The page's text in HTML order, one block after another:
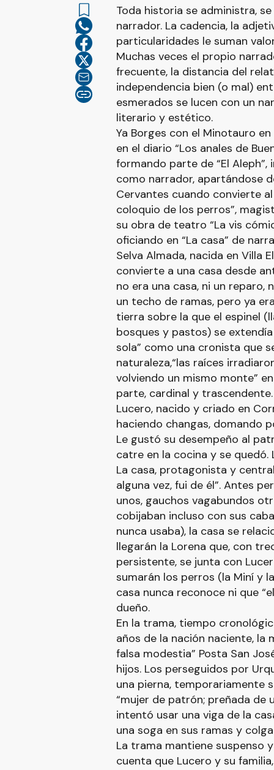
Toda historia se administra,
narrador. La cadencia, la
particularidades le suman
Muchas veces el propio
frecuente, la distancia del
independencia bien (o mal)
esmerados se lucen con un
literario y estético.
Ya Borges con el Minotauro
en el diario “Los anales de
formando parte de “El
como narrador, apartándose
Cervantes cuando convierte
coloquio de los perros”,
su obra de teatro “La vis
oficiando en “La casa” de
Selva Almada, nacida en Villa
convierte a una casa desde
no era una casa, ni un
un techo de ramas, pero ya
tierra sobre la que el espinel
bosques y pastos) se extendía
sola” como una cronista que
naturaleza,“las raíces
volviendo un mismo monte”
parte, cardinal y trascendente.
Lucero, nacido y criado en
haciendo changas, domando
Le gustó su desempeño al
catre en la cocina y se quedó.
La casa, protagonista y
alguna vez, fui de él”. Antes
unos, gauchos vagabundos
cobijaban incluso con sus
nunca usaba), la casa se
llegarán la Lorena que, con
persistente, se junta con
sumarán los perros (la Miní y
casa nunca reconoce ni que
dueño.
En la trama, tiempo
años de la nación naciente, la
falsa modestia” Posta San
hijos. Los perseguidos por
una pierna, temporariamente
“mujer de patrón; preñada de
intentó usar una viga de la
una soga en sus ramas y
La trama mantiene suspenso
cuenta que Lucero y su